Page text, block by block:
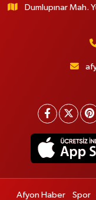
Dumlupınar Mah.
Afyon Haber Spor